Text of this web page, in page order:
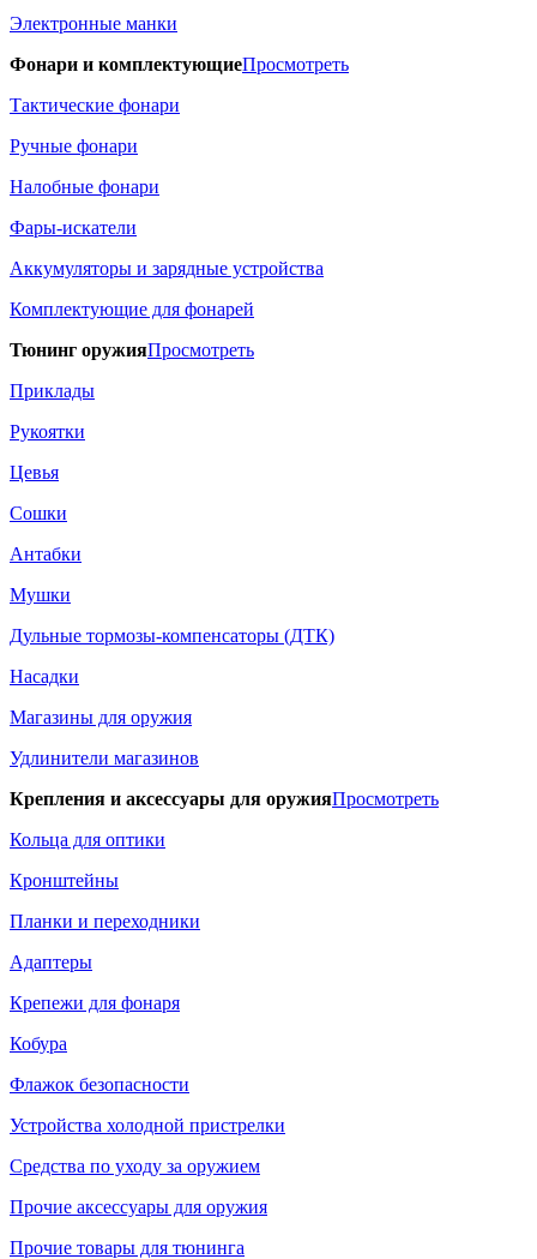
Электронные манки
Фонари и комплектующиеПросмотреть
Тактические фонари
Ручные фонари
Налобные фонари
Фары-искатели
Аккумуляторы и зарядные устройства
Комплектующие для фонарей
Тюнинг оружияПросмотреть
Приклады
Рукоятки
Цевья
Сошки
Антабки
Мушки
Дульные тормозы-компенсаторы (ДТК)
Насадки
Магазины для оружия
Удлинители магазинов
Крепления и аксессуары для оружияПросмотреть
Кольца для оптики
Кронштейны
Планки и переходники
Адаптеры
Крепежи для фонаря
Кобура
Флажок безопасности
Устройства холодной пристрелки
Средства по уходу за оружием
Прочие аксессуары для оружия
Прочие товары для тюнинга